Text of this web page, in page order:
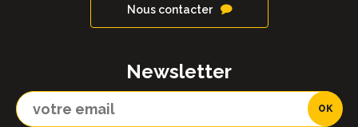
Nous contacter
Newsletter